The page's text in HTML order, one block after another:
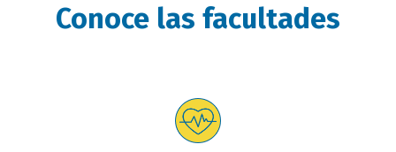
Conoce las facultades